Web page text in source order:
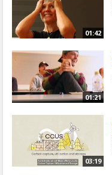
01:42
01:21
03:19